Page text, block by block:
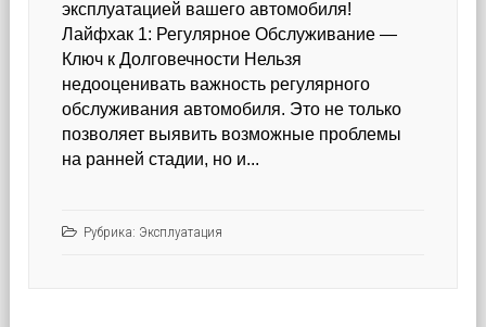
эксплуатацией вашего автомобиля!
Лайфхак 1: Регулярное Обслуживание —
Ключ к Долговечности Нельзя
недооценивать важность регулярного
обслуживания автомобиля. Это не только
позволяет выявить возможные проблемы
на ранней стадии, но и...
Рубрика: Эксплуатация